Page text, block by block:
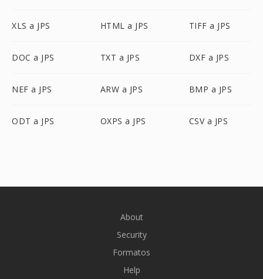
XLS a JPS HTML a JPS TIFF a JPS
DOC a JPS TXT a JPS DXF a JPS
NEF a JPS ARW a JPS BMP a JPS
ODT a JPS OXPS a JPS CSV a JPS
About
Security
Formatos
Help